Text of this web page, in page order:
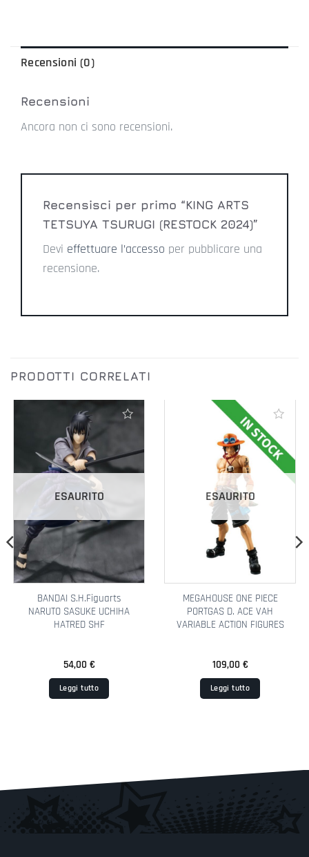
Recensioni (0)
Recensioni
Ancora non ci sono recensioni.
Recensisci per primo “KING ARTS
TETSUYA TSURUGI (RESTOCK 2024)”
Devi effettuare l’accesso per pubblicare una
recensione.
PRODOTTI CORRELATI
Aggiungi alla lista dei desideri
ESAURITO
BANDAI S.H.Figuarts
NARUTO SASUKE UCHIHA
HATRED SHF
54,00 €
Leggi tutto
Aggiungi alla lista dei desideri
ESAURITO
MEGAHOUSE ONE PIECE
PORTGAS D. ACE VAH
VARIABLE ACTION FIGURES
109,00 €
Leggi tutto